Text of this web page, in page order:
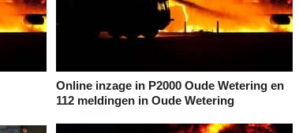
Online inzage in P2000 Oude Wetering en
112 meldingen in Oude Wetering